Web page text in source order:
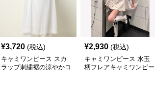
¥3,720 (税込)
キャミワンピース スカ
ラップ刺繍裾の涼やかコ
¥2,930 (税込)
キャミワンピース 水玉
柄フレアキャミワンピー